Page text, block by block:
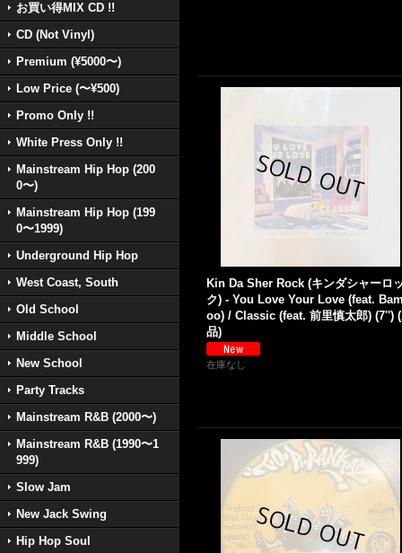
お買い得MIX CD !!
CD (Not Vinyl)
Premium (¥5000〜)
Low Price (〜¥500)
Promo Only !!
White Press Only !!
Mainstream Hip Hop (200
0〜)
Mainstream Hip Hop (199
0〜1999)
Underground Hip Hop
West Coast, South
Old School
Middle School
New School
Party Tracks
Mainstream R&B (2000〜)
Mainstream R&B (1990〜1
999)
Slow Jam
New Jack Swing
Hip Hop Soul
Kin Da Sher Rock (キンダシャーロ
ク) - You Love Your Love (feat.
oo) / Classic (feat. 前里慎太郎) (7'')
品)
在庫なし